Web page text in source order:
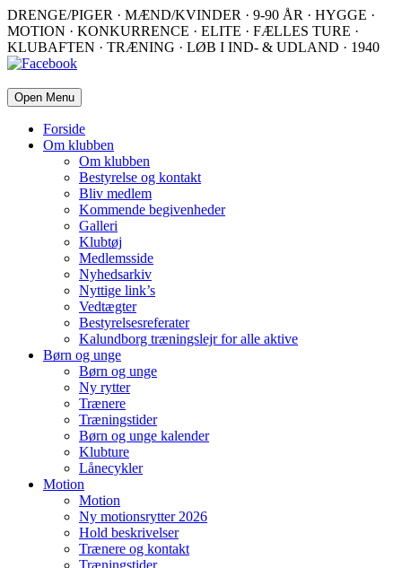
DRENGE/PIGER · MÆND/KVINDER · 9-90 ÅR · HYGGE ·
MOTION · KONKURRENCE · ELITE · FÆLLES TURE ·
KLUBAFTEN · TRÆNING · LØB I IND- & UDLAND · 1940
Open Menu
Forside
Om klubben
Om klubben
Bestyrelse og kontakt
Bliv medlem
Kommende begivenheder
Galleri
Klubtøj
Medlemsside
Nyhedsarkiv
Nyttige link’s
Vedtægter
Bestyrelsesreferater
Kalundborg træningslejr for alle aktive
Børn og unge
Børn og unge
Ny rytter
Trænere
Træningstider
Børn og unge kalender
Klubture
Lånecykler
Motion
Motion
Ny motionsrytter 2026
Hold beskrivelser
Trænere og kontakt
Træningstider